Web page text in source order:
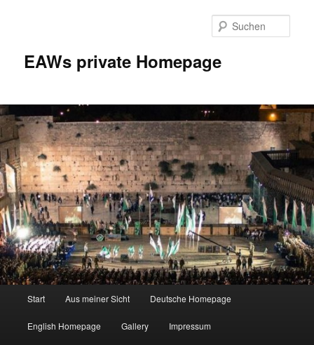
EAWs private Homepage
Start Aus meiner Sicht Deutsche Homepage
English Homepage Gallery Impressum